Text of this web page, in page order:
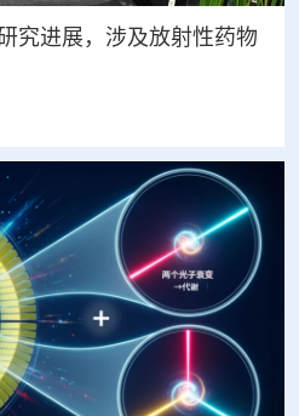
究进展，涉及放射性药物